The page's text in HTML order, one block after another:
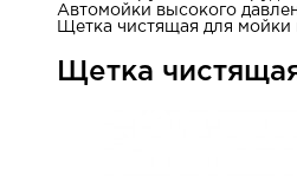
Автомойки высокого
Щетка чистящая для мойки
Щетка